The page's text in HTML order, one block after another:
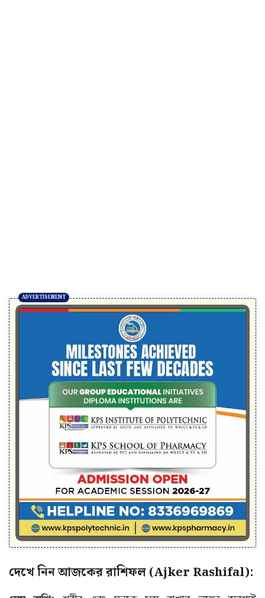
দেখে নিন আজকের রাশিফল (Ajker Rashifal):